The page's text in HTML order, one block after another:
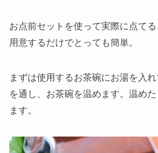
お点前セットを使って実際に点て
用意するだけでとっても簡単。
まずは使用するお茶碗にお湯を入
を通し、お茶碗を温めます。温め
ます。